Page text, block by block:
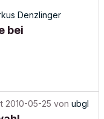
Denzlinger
bei
2010-05-25 von ubgl